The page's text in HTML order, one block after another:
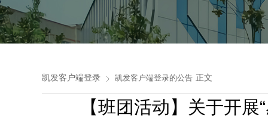
凯发客户端登录 凯发客户端登录的公告 正文
【班团活动】关于开